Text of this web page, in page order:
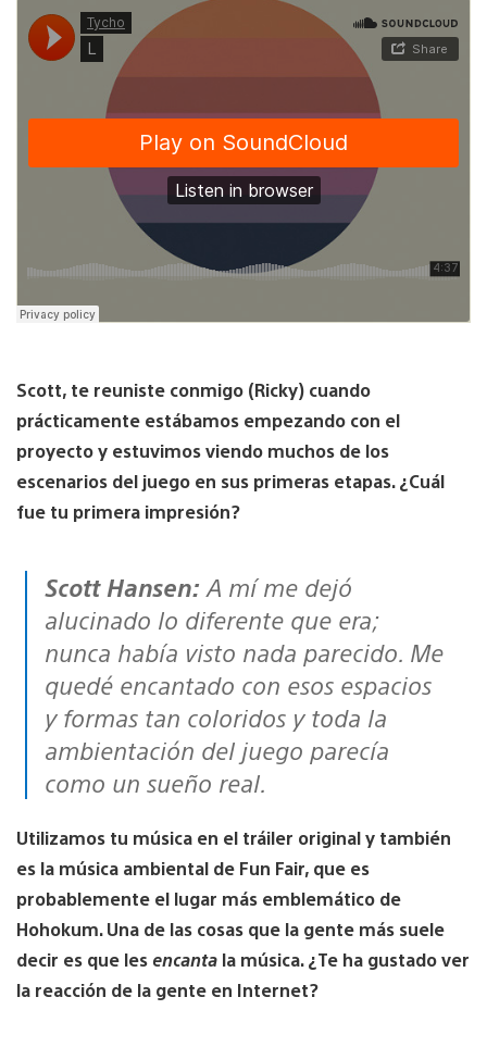
Scott, te reuniste conmigo (Ricky) cuando
prácticamente estábamos empezando con el
proyecto y estuvimos viendo muchos de los
escenarios del juego en sus primeras etapas. ¿Cuál
fue tu primera impresión?
Scott Hansen: A mí me dejó
alucinado lo diferente que era;
nunca había visto nada parecido. Me
quedé encantado con esos espacios
y formas tan coloridos y toda la
ambientación del juego parecía
como un sueño real.
Utilizamos tu música en el tráiler original y también
es la música ambiental de Fun Fair, que es
probablemente el lugar más emblemático de
Hohokum. Una de las cosas que la gente más suele
decir es que les encanta la música. ¿Te ha gustado ver
la reacción de la gente en Internet?